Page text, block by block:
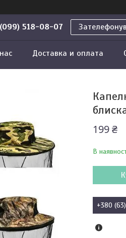
518-08-07
Доставка и оплата
199 ₴
В
+380